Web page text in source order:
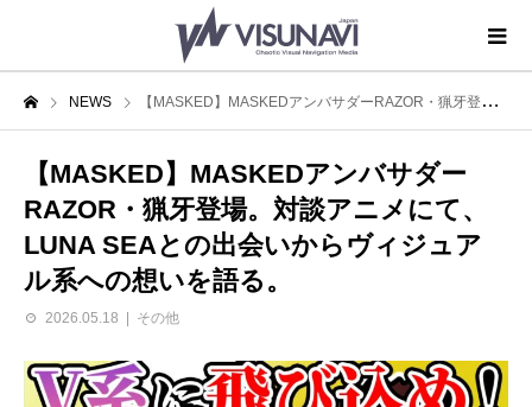
NEWS 【MASKED】MASKEDアンバサダーRAZOR・猟牙登場。対談アニメにて、LUNA SEAとの出会いからヴィジュアル系への想いを語る。
【MASKED】MASKEDアンバサダー
RAZOR・猟牙登場。対談アニメにて、
LUNA SEAとの出会いからヴィジュア
ル系への想いを語る。
2026.05.18 その他